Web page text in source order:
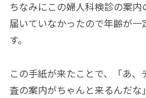
ちなみにこの婦人科検診の案
届いていなかったので年齢が
す。
この手紙が来たことで、「あ
査の案内がちゃんと来るんだな